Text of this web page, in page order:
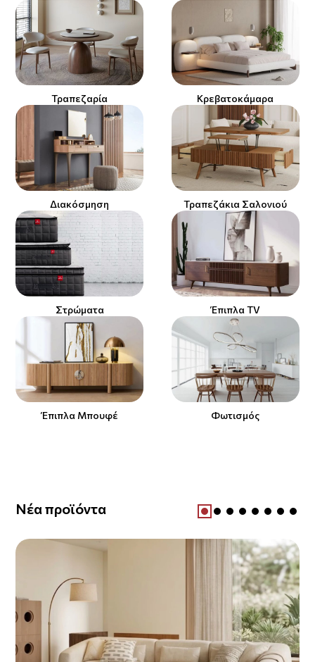
Τραπεζαρία Κρεβατοκάμαρα
Διακόσμηση Τραπεζάκια Σαλονιού
Στρώματα Έπιπλα TV
Έπιπλα Μπουφέ Φωτισμός
Νέα προϊόντα